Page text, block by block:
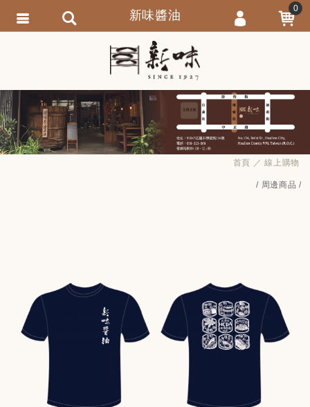
首頁 線上購物
周邊商品
新味醬油 0
會員登入
會員註冊
忘記密碼
訂單查詢
追蹤清單
繁體中文